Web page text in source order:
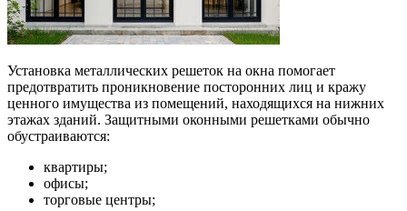
Установка металлических решеток на окна помогает
предотвратить проникновение посторонних лиц и кражу
ценного имущества из помещений, находящихся на нижних
этажах зданий. Защитными оконными решетками обычно
обустраиваются:
квартиры;
офисы;
торговые центры;